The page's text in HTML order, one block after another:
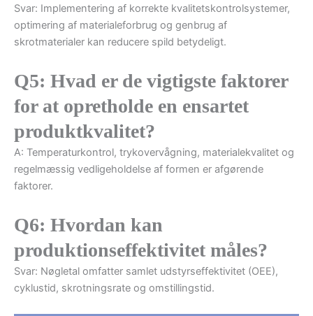
Svar: Implementering af korrekte kvalitetskontrolsystemer,
optimering af materialeforbrug og genbrug af
skrotmaterialer kan reducere spild betydeligt.
Q5: Hvad er de vigtigste faktorer
for at opretholde en ensartet
produktkvalitet?
A: Temperaturkontrol, trykovervågning, materialekvalitet og
regelmæssig vedligeholdelse af formen er afgørende
faktorer.
Q6: Hvordan kan
produktionseffektivitet måles?
Svar: Nøgletal omfatter samlet udstyrseffektivitet (OEE),
cyklustid, skrotningsrate og omstillingstid.